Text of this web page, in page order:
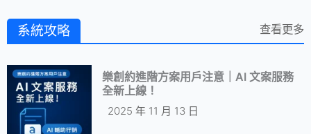
系統攻略 查看更多
樂創約進階方案用戶注意｜AI 文案服務
全新上線！
2025 年 11 月 13 日